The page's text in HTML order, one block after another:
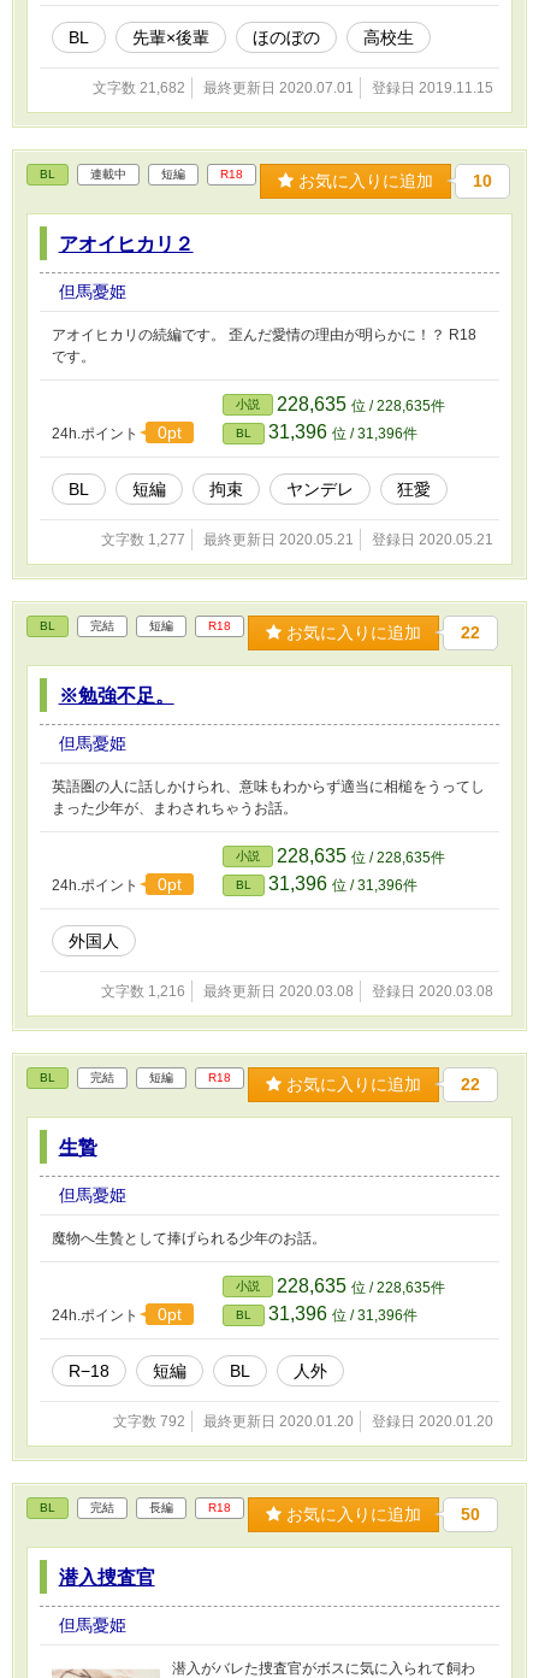
して入ったので、授業についていけるか不安。
拓海の策略にハマり、流されかけている。 ■加賀
拓海（かが・たくみ）高２。 身長１６７cm、体
重５８kg 小柄だが筋肉はあり、ジャンプ力瞬発
力は類を見ないほど。３ポイントシューター
達から反感を買うも、圧倒的な実力で黙らせ
た。 頭もよく、学年首席。明るく人当たりも良
な実業家でお金持ちではあるが、家庭環境は複
雑な模様。歳の離れた腹違いの兄がいる。 諒の
BL 先輩×後輩 ほのぼの 高校生
文字数 21,682 最終更新日 2020.07.01 登録日 2019.11.15
BL 連載中 短編 R18 お気に入りに追加 10
アオイヒカリ２
但馬憂姫
アオイヒカリの続編です。 歪んだ愛情の理由が明らかに！？ R18
です。
24h.ポイント 0pt
小説 228,635 位 / 228,635件
BL 31,396 位 / 31,396件
BL 短編 拘束 ヤンデレ 狂愛
文字数 1,277 最終更新日 2020.05.21 登録日 2020.05.21
BL 完結 短編 R18 お気に入りに追加 22
※勉強不足。
但馬憂姫
英語圏の人に話しかけられ、意味もわからず適当に相槌をうってし
まった少年が、まわされちゃうお話。
24h.ポイント 0pt
小説 228,635 位 / 228,635件
BL 31,396 位 / 31,396件
外国人
文字数 1,216 最終更新日 2020.03.08 登録日 2020.03.08
BL 完結 短編 R18 お気に入りに追加 22
生贄
但馬憂姫
魔物へ生贄として捧げられる少年のお話。
24h.ポイント 0pt
小説 228,635 位 / 228,635件
BL 31,396 位 / 31,396件
R−18 短編 BL 人外
文字数 792 最終更新日 2020.01.20 登録日 2020.01.20
BL 完結 長編 R18 お気に入りに追加 50
潜入捜査官
但馬憂姫
潜入がバレた捜査官がボスに気に入られて飼わ